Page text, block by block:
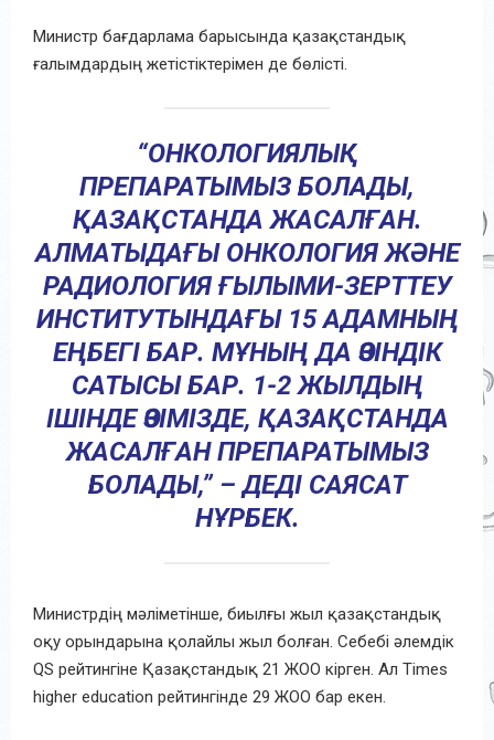
Министр бағдарлама барысында қазақстандық
ғалымдардың жетістіктерімен де бөлісті.
“ОНКОЛОГИЯЛЫҚ
ПРЕПАРАТЫМЫЗ БОЛАДЫ,
ҚАЗАҚСТАНДА ЖАСАЛҒАН.
АЛМАТЫДАҒЫ ОНКОЛОГИЯ ЖӘНЕ
РАДИОЛОГИЯ ҒЫЛЫМИ-ЗЕРТТЕУ
ИНСТИТУТЫНДАҒЫ 15 АДАМНЫҢ
ЕҢБЕГІ БАР. МҰНЫҢ ДА ӨЗІНДІК
САТЫСЫ БАР. 1-2 ЖЫЛДЫҢ
ІШІНДЕ ӨЗІМІЗДЕ, ҚАЗАҚСТАНДА
ЖАСАЛҒАН ПРЕПАРАТЫМЫЗ
БОЛАДЫ,” – ДЕДІ САЯСАТ
НҰРБЕК.
Министрдің мәліметінше, биылғы жыл қазақстандық
оқу орындарына қолайлы жыл болған. Себебі әлемдік
QS рейтингіне Қазақстандық 21 ЖОО кірген. Ал Times
higher education рейтингінде 29 ЖОО бар екен.